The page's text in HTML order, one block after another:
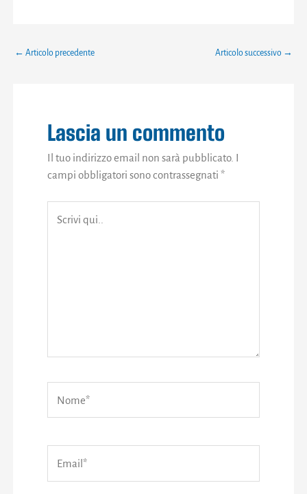
← Articolo precedente Articolo successivo →
Lascia un commento
Il tuo indirizzo email non sarà pubblicato. I
campi obbligatori sono contrassegnati*
qui..